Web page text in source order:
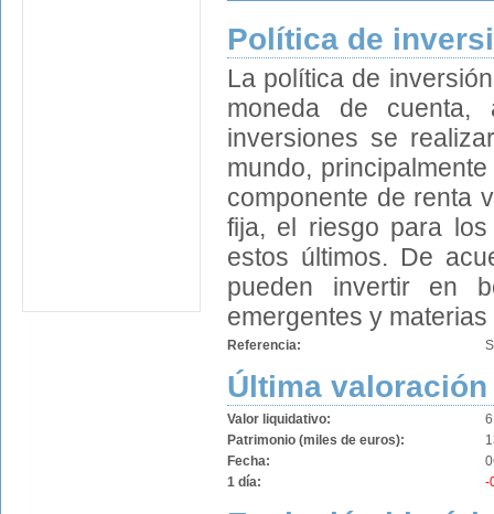
Política de
La política de
moneda de cuenta,
inversiones se
mundo,
componente de renta
fija, el riesgo para
estos últimos. De
pueden invertir en
emergentes y
Referencia:
Última valoración
Valor liquidativo:
Patrimonio (miles de euros):
Fecha:
1 día:
-